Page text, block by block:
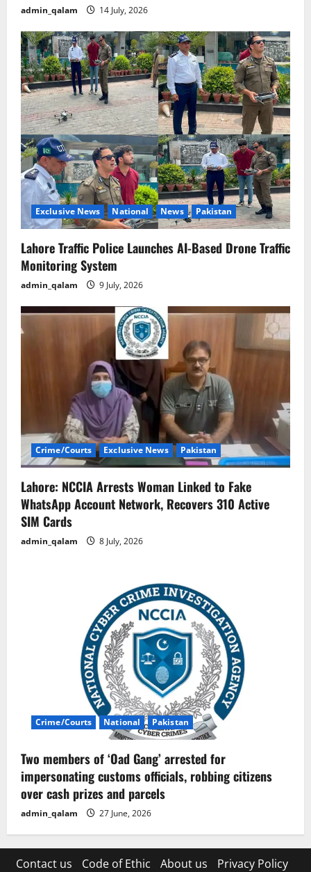
admin_qalam 14 July, 2026
Exclusive News National News Pakistan
Lahore Traffic Police Launches AI-Based Drone Traffic
Monitoring System
admin_qalam 9 July, 2026
Crime/Courts Exclusive News Pakistan
Lahore: NCCIA Arrests Woman Linked to Fake
WhatsApp Account Network, Recovers 310 Active
SIM Cards
admin_qalam 8 July, 2026
Crime/Courts National Pakistan
Two members of ‘Oad Gang’ arrested for
impersonating customs officials, robbing citizens
over cash prizes and parcels
admin_qalam 27 June, 2026
Contact us Code of Ethic About us Privacy Policy